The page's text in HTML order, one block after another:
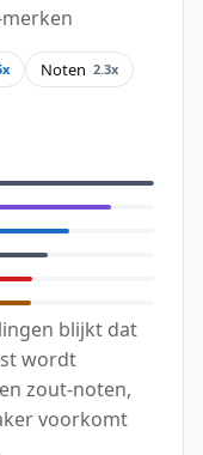
Noten 2.3x
blijkt dat
wordt
zout-noten,
voorkomt